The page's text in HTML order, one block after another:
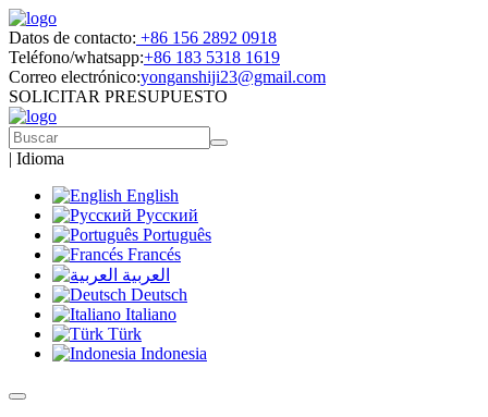
Datos de contacto: +86 156 2892 0918
Teléfono/whatsapp:+86 183 5318 1619
Correo electrónico:yonganshiji23@gmail.com
SOLICITAR PRESUPUESTO
| Idioma
English
Русский
Português
Francés
العربية
Deutsch
Italiano
Türk
Indonesia